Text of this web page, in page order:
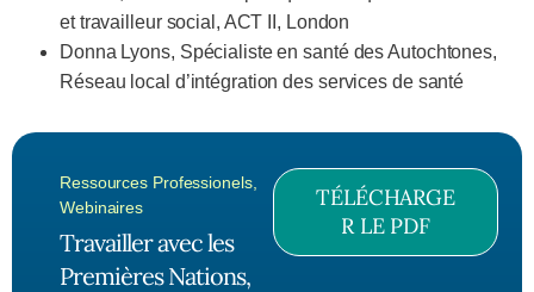
et travailleur social, ACT II, London
Donna Lyons, Spécialiste en santé des Autochtones,
Réseau local d’intégration des services de santé
Ressources Professionels,
Webinaires
Travailler avec les
Premières Nations,
TÉLÉCHARGE
R LE PDF